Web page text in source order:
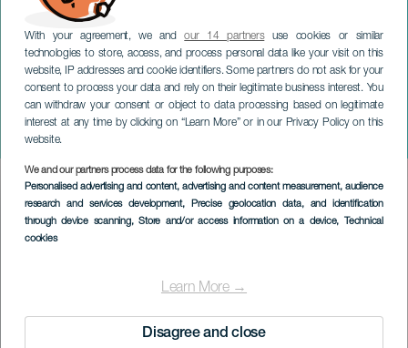
With your agreement, we andour 14 partnersuse cookies or similar
technologies to store, access, and process personal data like your visit on this
website, IP addresses and cookie identifiers. Some partners do not ask for your
consent to process your data and rely on their legitimate business interest. You
can withdraw your consent or object to data processing based on legitimate
interest at any time by clicking on “Learn More” or in our Privacy Policy on this
website.
We and our partners process data for the following purposes:
Personalised advertising and content, advertising and content measurement, audience
research and services development, Precise geolocation data, and identification
through device scanning, Store and/or access information on a device, Technical
cookies
Learn More →
Disagree and close
Skattkammarön
TENERIFE
Imagen
Listado